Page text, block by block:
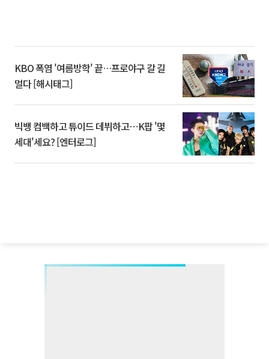
KBO 폭염 '여름방학' 끝…프로야구 갈 길
멀다 [해시태그]
빅뱅 컴백하고 튜이드 데뷔하고⋯K팝 '몇
세대'세요? [엔터로그]